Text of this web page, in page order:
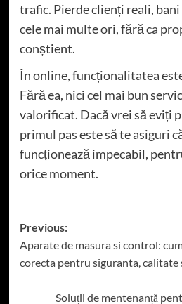
trafic. Pierde clienți reali,
cele mai multe ori, fără ca
conștient.
În online, funcționalitatea
Fără ea, nici cel mai bun
valorificat. Dacă vrei să eviți
primul pas este să te asiguri
funcționează impecabil,
orice moment.
Post
navigation
Previous:
Aparate de masura si control:
corecta pentru siguranta, calitate
Soluții de mentenanță